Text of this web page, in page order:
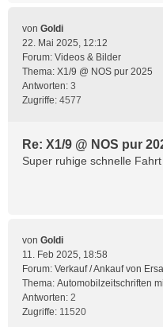
von Goldi
22. Mai 2025, 12:12
Forum: Videos & Bilder
Thema: X1/9 @ NOS pur 2025
Antworten: 3
Zugriffe: 4577
Re: X1/9 @ NOS pur
Super ruhige schnelle
von Goldi
11. Feb 2025, 18:58
Forum: Verkauf / Ankauf von
Thema: Automobilzeitschriften
Antworten: 2
Zugriffe: 11520